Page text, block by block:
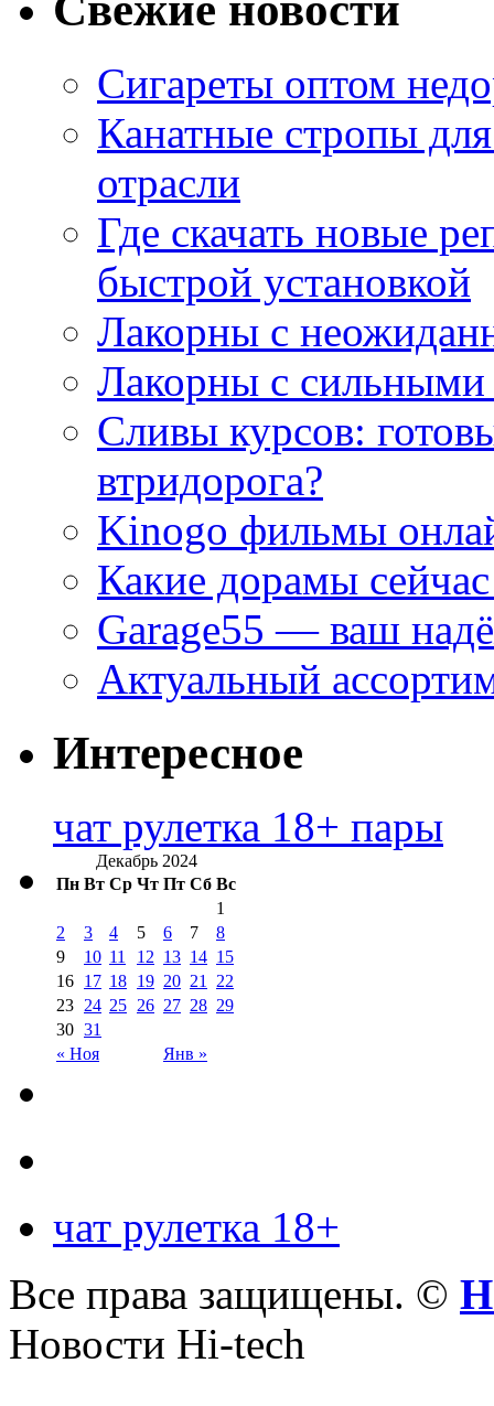
Сигареты оптом
Канатные стропы
отрасли
Где скачать новые
быстрой установкой
Лакорны с
Лакорны с сильными
Сливы курсов:
втридорога?
Kinogo фильмы
Какие дорамы
Garage55 — ваш
Актуальный
Интересное
чат рулетка 18+ пары
Декабрь 2024
Пн Вт Ср Чт Пт Сб Вс
« Ноя Янв »
1
2
3 4 5 6 7
8
9
10 11 12 13 14 15
16 17 18 19 20 21
22
23 24 25 26 27 28 29
30 31
чат рулетка 18+
Все права защищены. ©
Новости Hi-tech